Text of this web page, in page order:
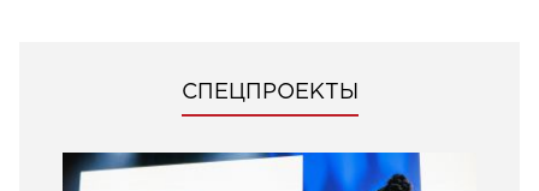
СПЕЦПРОЕКТЫ